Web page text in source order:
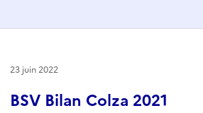
BSV Bilan Colza 2021
23 juin 2022